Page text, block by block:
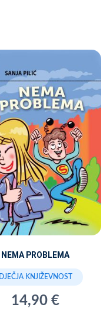
NEMA PROBLEMA
DJEČJA KNJIŽEVNOST
14,90 €